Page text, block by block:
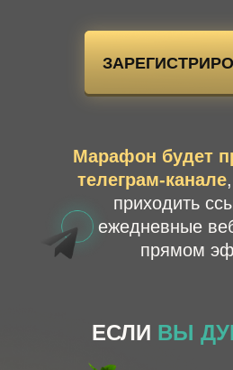
Марафон будет
телеграм-канале
приходить
ежедневные
прямом
ЕСЛИ ВЫ